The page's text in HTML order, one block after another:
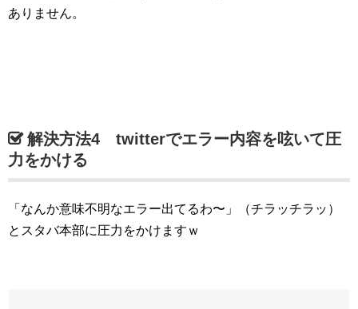
ありません。
解決方法4 twitterでエラー内容を呟いて圧
力をかける
「なんか意味不明なエラー出てるわ〜」（チラッチラッ）
とスタバ本部に圧力をかけますｗ